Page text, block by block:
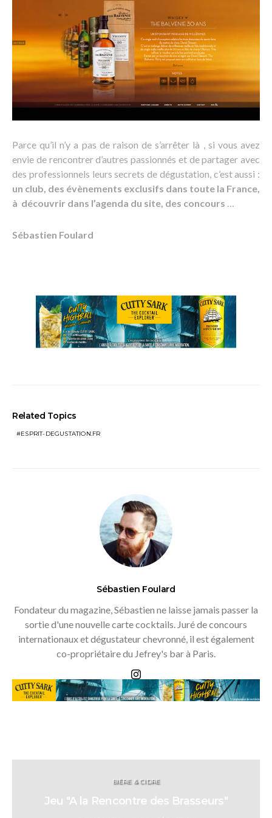
Parce qu’il n’y a pas de raison de s’arrêter là , si vous avez
envie de rencontrer d’autres passionnés et de partager avec
des professionnels leurs secrets de dégustation, c’est aussi :
un club, des évènements exclusifs dans toute la France,
à découvrir dans l’agenda du site, des concours …
Sébastien Foulard
Related Topics
ESPRIT-DEGUSTATION.FR
Sébastien Foulard
Fondateur du magazine, Sébastien ne laisse jamais passer la
sortie d'une nouvelle carte cocktails. Juré de concours
internationaux et dégustateur chevronné, il est également
co-propriétaire du Jefrey's bar à Paris.
BIÈRE & CIDRE
Jeu "A la Rencontre des Brasseurs"